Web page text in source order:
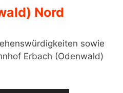
Nord
sowie
Erbach (Odenwald)